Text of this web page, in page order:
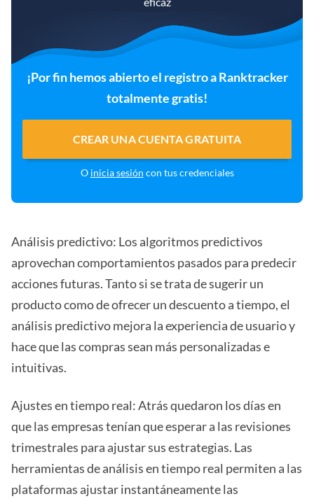
¡Por fin hemos abierto el registro a Ranktracker
totalmente gratis!
CREAR UNA CUENTA GRATUITA
O inicia sesión con tus credenciales
Análisis predictivo: Los algoritmos predictivos
aprovechan comportamientos pasados para predecir
acciones futuras. Tanto si se trata de sugerir un
producto como de ofrecer un descuento a tiempo, el
análisis predictivo mejora la experiencia de usuario y
hace que las compras sean más personalizadas e
intuitivas.
Ajustes en tiempo real: Atrás quedaron los días en
que las empresas tenían que esperar a las revisiones
trimestrales para ajustar sus estrategias. Las
herramientas de análisis en tiempo real permiten a las
plataformas ajustar instantáneamente las